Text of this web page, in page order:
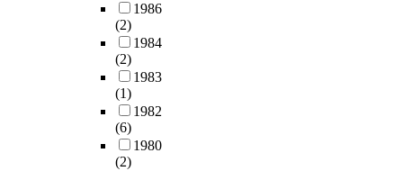
1986
(2)
1984
(2)
1983
(1)
1982
(6)
1980
(2)